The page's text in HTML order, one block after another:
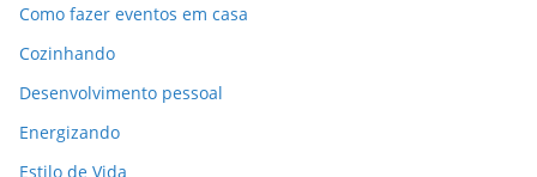
Como fazer eventos em casa
Cozinhando
Desenvolvimento pessoal
Energizando
Estilo de Vida